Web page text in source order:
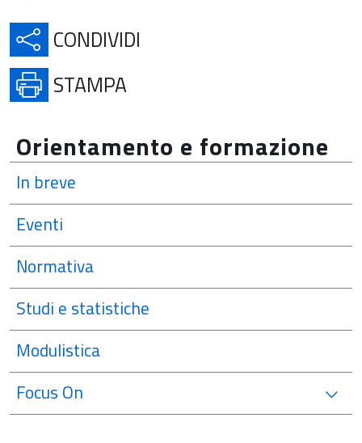
CONDIVIDI
STAMPA
Orientamento e formazione
In breve
Eventi
Normativa
Studi e statistiche
Modulistica
Focus On